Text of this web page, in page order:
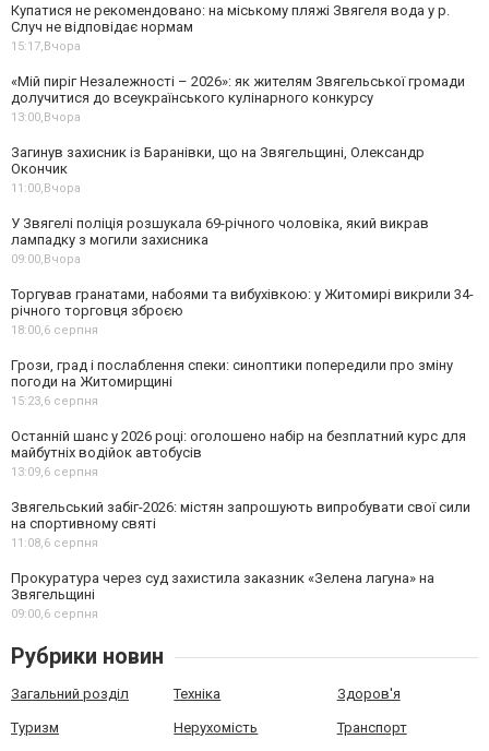
Купатися не рекомендовано: на міському пляжі Звягеля вода у р.
Случ не відповідає нормам
15:17, Вчора
«Мій пиріг Незалежності – 2026»: як жителям Звягельської громади
долучитися до всеукраїнського кулінарного конкурсу
13:00, Вчора
Загинув захисник із Баранівки, що на Звягельщині, Олександр
Окончик
11:00, Вчора
У Звягелі поліція розшукала 69-річного чоловіка, який викрав
лампадку з могили захисника
09:00, Вчора
Торгував гранатами, набоями та вибухівкою: у Житомирі викрили 34-
річного торговця зброєю
18:00, 6 серпня
Грози, град і послаблення спеки: синоптики попередили про зміну
погоди на Житомирщині
15:23, 6 серпня
Останній шанс у 2026 році: оголошено набір на безплатний курс для
майбутніх водійок автобусів
13:09, 6 серпня
Звягельський забіг-2026: містян запрошують випробувати свої сили
на спортивному святі
11:08, 6 серпня
Прокуратура через суд захистила заказник «Зелена лагуна» на
Звягельщині
09:00, 6 серпня
Рубрики новин
Загальний розділ Техніка Здоров'я
Туризм Нерухомість Транспорт